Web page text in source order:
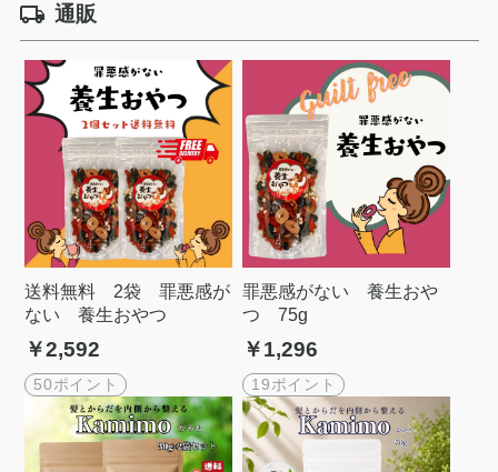
通販
送料無料 2袋 罪悪感が
ない 養生おやつ
￥2,592
50ポイント
罪悪感がない 養生おや
つ 75g
￥1,296
19ポイント